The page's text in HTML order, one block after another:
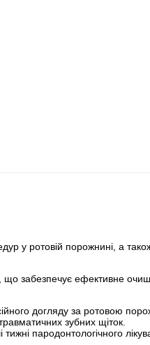
у ротовій порожнині, а
забезпечує ефективне
догляду за ротовою
зубних щіток.
пародонтологічного